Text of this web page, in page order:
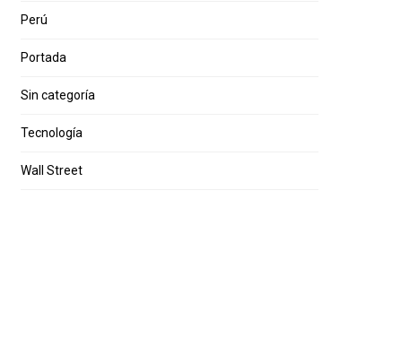
Perú
Portada
Sin categoría
Tecnología
Wall Street